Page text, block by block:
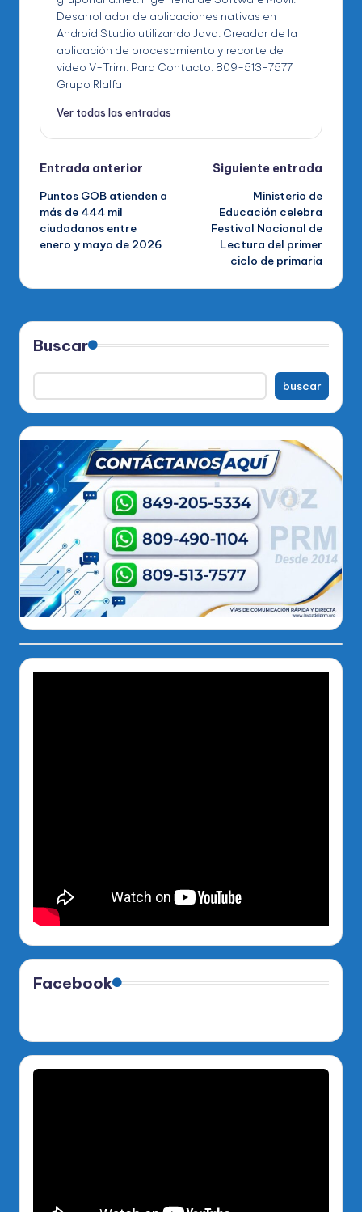
Desarrollador de aplicaciones nativas en
Android Studio utilizando Java. Creador de la
aplicación de procesamiento y recorte de
video V-Trim. Para Contacto: 809-513-7577
Grupo RIalfa
Ver todas las entradas
Navegación
de
entradas
Entrada anterior
Puntos GOB atienden a
más de 444 mil
ciudadanos entre
enero y mayo de 2026
Siguiente entrada
Ministerio de
Educación celebra
Festival Nacional de
Lectura del primer
ciclo de primaria
Buscar
buscar
Facebook